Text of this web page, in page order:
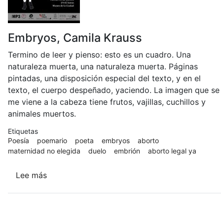
Embryos, Camila Krauss
Termino de leer y pienso: esto es un cuadro. Una
naturaleza muerta, una naturaleza muerta. Páginas
pintadas, una disposición especial del texto, y en el
texto, el cuerpo despeñado, yaciendo. La imagen que se
me viene a la cabeza tiene frutos, vajillas, cuchillos y
animales muertos.
Etiquetas
Poesía
poemario poeta embryos
aborto
maternidad no elegida
duelo embrión aborto legal ya
Lee más